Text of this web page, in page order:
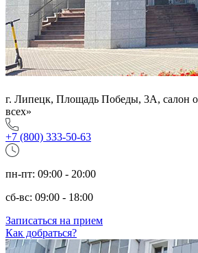
г. Липецк, Площадь Победы, 3А, салон
всех»
+7 (800) 333-50-63
пн-пт: 09:00 - 20:00
сб-вс: 09:00 - 18:00
Записаться на прием
Как добраться?